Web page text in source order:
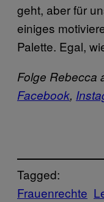
geht, aber für
einiges
Palette. Egal,
Folge Rebecca
Facebook,
Tagged:
Frauenrechte